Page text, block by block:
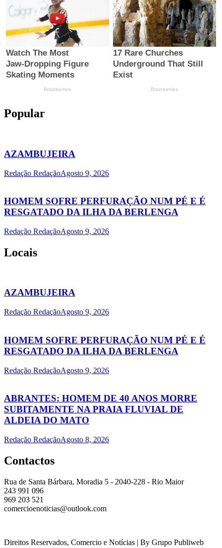
Popular
AZAMBUJEIRA
Redação RedaçãoAgosto 9, 2026
HOMEM SOFRE PERFURAÇÃO NUM PÉ E É
RESGATADO DA ILHA DA BERLENGA
Redação RedaçãoAgosto 9, 2026
Locais
AZAMBUJEIRA
Redação RedaçãoAgosto 9, 2026
HOMEM SOFRE PERFURAÇÃO NUM PÉ E É
RESGATADO DA ILHA DA BERLENGA
Redação RedaçãoAgosto 9, 2026
ABRANTES: HOMEM DE 40 ANOS MORRE
SUBITAMENTE NA PRAIA FLUVIAL DE
ALDEIA DO MATO
Redação RedaçãoAgosto 8, 2026
Contactos
Rua de Santa Bárbara, Moradia 5 - 2040-228 - Rio Maior
243 991 096
969 203 521
comercioenoticias@outlook.com
Direitos Reservados, Comercio e Notícias | By Grupo Publiweb